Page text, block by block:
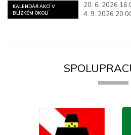
KALENDÁŘ AKCÍ V
BLÍZKÉM OKOLÍ
20. 6. 2026
4. 9. 2026